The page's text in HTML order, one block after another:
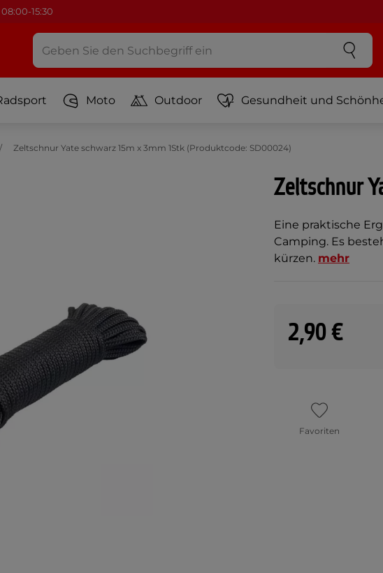
15:30
Moto Outdoor Gesundheit und
Zeltschnur Yate schwarz 15m x 3mm 1Stk (Produktcode: SD00024)
Zeltschnur
Eine praktische
Camping. Es
kürzen. mehr
2,90 €
Favoriten